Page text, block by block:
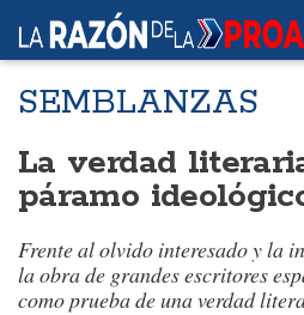
SEMBLANZAS
La verdad
páramo
Frente al olvido interesado y la
la obra de grandes escritores
como prueba de una verdad